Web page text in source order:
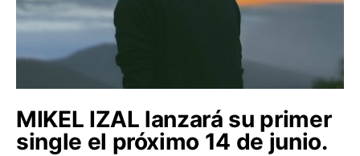
MIKEL IZAL lanzará su primer
single el próximo 14 de junio.